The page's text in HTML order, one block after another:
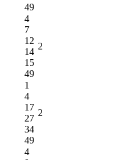
49
4
7
12
14
15
49
2
1
4
17
27
34
49
2
4